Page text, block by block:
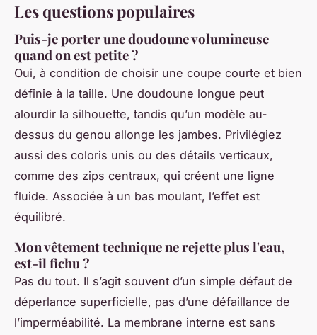
Les questions populaires
Puis-je porter une doudoune volumineuse
quand on est petite ?
Oui, à condition de choisir une coupe courte et bien
définie à la taille. Une doudoune longue peut
alourdir la silhouette, tandis qu’un modèle au-
dessus du genou allonge les jambes. Privilégiez
aussi des coloris unis ou des détails verticaux,
comme des zips centraux, qui créent une ligne
fluide. Associée à un bas moulant, l’effet est
équilibré.
Mon vêtement technique ne rejette plus l'eau,
est-il fichu ?
Pas du tout. Il s’agit souvent d’un simple défaut de
déperlance superficielle, pas d’une défaillance de
l’imperméabilité. La membrane interne est sans